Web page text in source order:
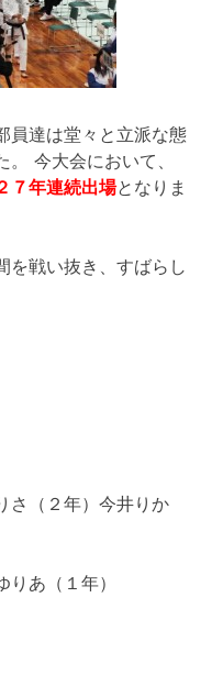
員達は堂々と立派な態
今大会において、
７年連続出場となりま
を戦い抜き、すばらし
（２年）今井りか
あ（１年）